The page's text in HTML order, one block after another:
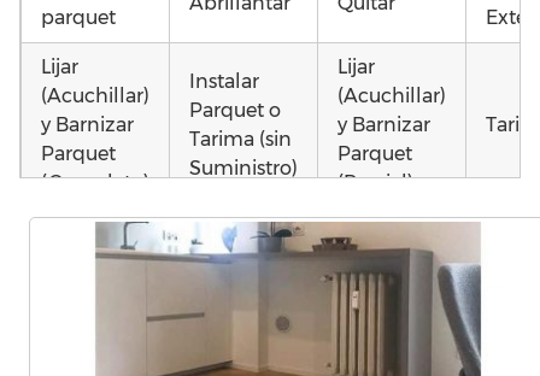
parquet
Lijar
(Acuchillar)
y Barnizar
Parquet
(Completo)
Instalar
Parquet o
Tarima (sin
Suministro)
Lijar
(Acuchillar)
y Barnizar
Parquet
(Parcial)
parquet o
Poner
parquet o
Tarima
Vivienda
Montar
parquet o
Tarima
Vivienda